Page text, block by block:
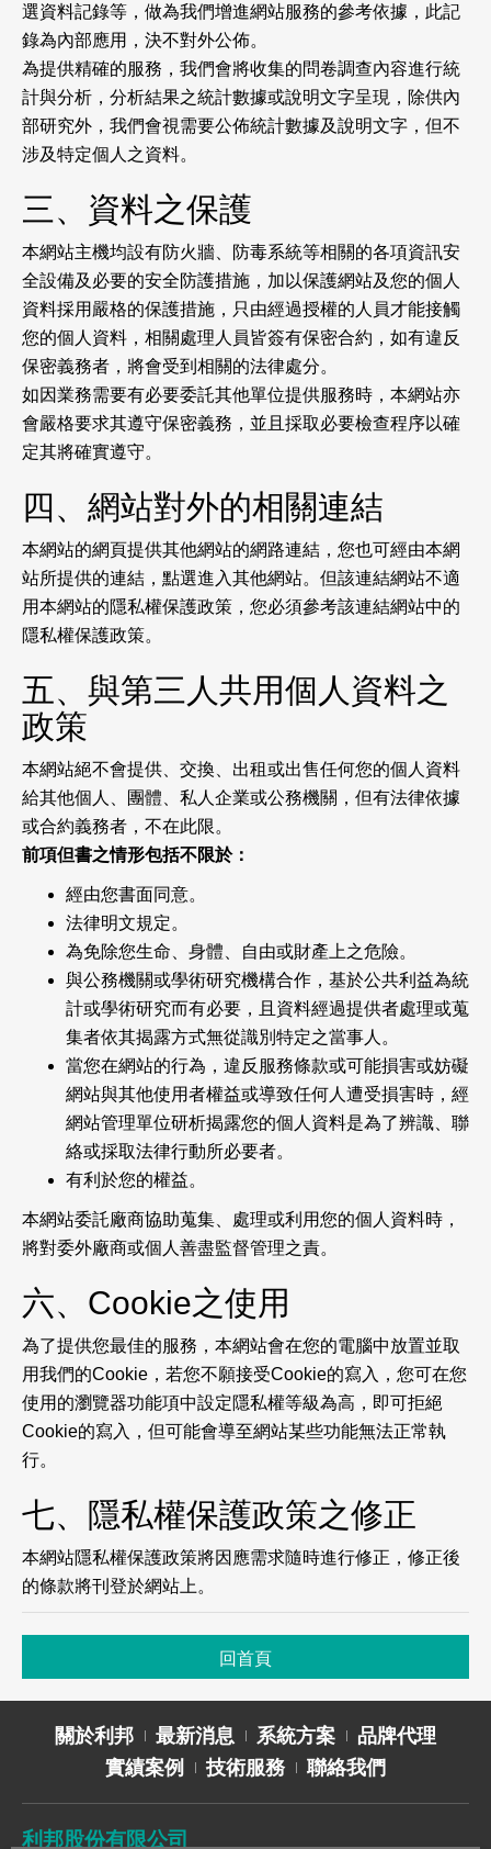
選資料記錄等，做為我們增進網站服務的參考依據，此記
錄為內部應用，決不對外公佈。
為提供精確的服務，我們會將收集的問卷調查內容進行統
計與分析，分析結果之統計數據或說明文字呈現，除供內
部研究外，我們會視需要公佈統計數據及說明文字，但不
涉及特定個人之資料。
三、資料之保護
本網站主機均設有防火牆、防毒系統等相關的各項資訊安
全設備及必要的安全防護措施，加以保護網站及您的個人
資料採用嚴格的保護措施，只由經過授權的人員才能接觸
您的個人資料，相關處理人員皆簽有保密合約，如有違反
保密義務者，將會受到相關的法律處分。
如因業務需要有必要委託其他單位提供服務時，本網站亦
會嚴格要求其遵守保密義務，並且採取必要檢查程序以確
定其將確實遵守。
四、網站對外的相關連結
本網站的網頁提供其他網站的網路連結，您也可經由本網
站所提供的連結，點選進入其他網站。但該連結網站不適
用本網站的隱私權保護政策，您必須參考該連結網站中的
隱私權保護政策。
五、與第三人共用個人資料之
政策
本網站絕不會提供、交換、出租或出售任何您的個人資料
給其他個人、團體、私人企業或公務機關，但有法律依據
或合約義務者，不在此限。
前項但書之情形包括不限於：
經由您書面同意。
法律明文規定。
為免除您生命、身體、自由或財產上之危險。
與公務機關或學術研究機構合作，基於公共利益為統
計或學術研究而有必要，且資料經過提供者處理或蒐
集者依其揭露方式無從識別特定之當事人。
當您在網站的行為，違反服務條款或可能損害或妨礙
網站與其他使用者權益或導致任何人遭受損害時，經
網站管理單位研析揭露您的個人資料是為了辨識、聯
絡或採取法律行動所必要者。
有利於您的權益。
本網站委託廠商協助蒐集、處理或利用您的個人資料時，
將對委外廠商或個人善盡監督管理之責。
六、Cookie之使用
為了提供您最佳的服務，本網站會在您的電腦中放置並取
用我們的Cookie，若您不願接受Cookie的寫入，您可在您
使用的瀏覽器功能項中設定隱私權等級為高，即可拒絕
Cookie的寫入，但可能會導至網站某些功能無法正常執
行。
七、隱私權保護政策之修正
本網站隱私權保護政策將因應需求隨時進行修正，修正後
的條款將刊登於網站上。
回首頁
關於利邦 最新消息 系統方案
品牌代理
實績案例
技術服務 聯絡我們
利邦股份有限公司